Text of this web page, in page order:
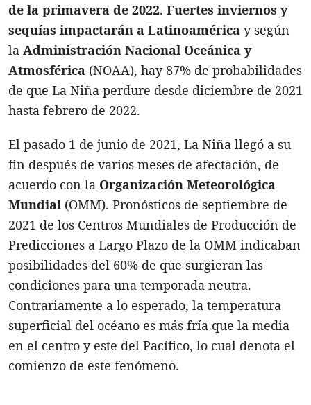
de la primavera de 2022. Fuertes inviernos y
sequías impactarán a Latinoamérica y según
la Administración Nacional Oceánica y
Atmosférica (NOAA), hay 87% de probabilidades
de que La Niña perdure desde diciembre de 2021
hasta febrero de 2022.
El pasado 1 de junio de 2021, La Niña llegó a su
fin después de varios meses de afectación, de
acuerdo con la Organización Meteorológica
Mundial (OMM). Pronósticos de septiembre de
2021 de los Centros Mundiales de Producción de
Predicciones a Largo Plazo de la OMM indicaban
posibilidades del 60% de que surgieran las
condiciones para una temporada neutra.
Contrariamente a lo esperado, la temperatura
superficial del océano es más fría que la media
en el centro y este del Pacífico, lo cual denota el
comienzo de este fenómeno.